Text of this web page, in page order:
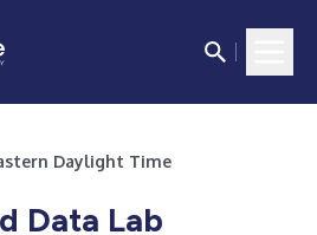
Daylight Time
Data Lab